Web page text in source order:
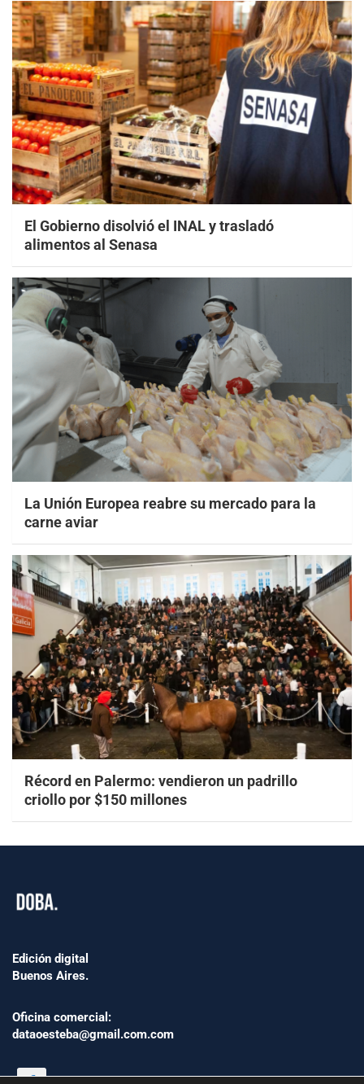
El Gobierno disolvió el INAL y trasladó
alimentos al Senasa
La Unión Europea reabre su mercado para la
carne aviar
Récord en Palermo: vendieron un padrillo
criollo por $150 millones
Edición digital
Buenos Aires.
Oficina comercial:
dataoesteba@gmail.com.com